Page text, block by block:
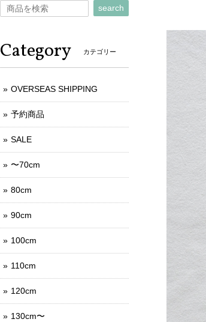
search
Category カテゴリー
OVERSEAS SHIPPING
予約商品
SALE
〜70cm
80cm
90cm
100cm
110cm
120cm
130cm〜